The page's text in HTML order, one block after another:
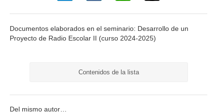
Documentos elaborados en el seminario: Desarrollo de un
Proyecto de Radio Escolar II (curso 2024-2025)
Contenidos de la lista
Del mismo autor…